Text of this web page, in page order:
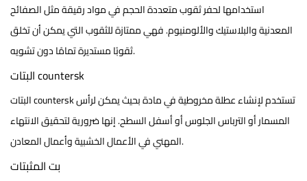
استخدامها لحفر ثقوب متعددة الحجم في مواد رقيقة مثل الصفائح
المعدنية والبلاستيك والألومنيوم. فهي ممتازة للثقوب التي يمكن أن تخلق
ثقوبًا مستديرة تمامًا دون تشويه.
البتات countersk
البتات counterskتستخدم لإنشاء عطلة مخروطية في مادة بحيث يمكن لرأس
المسمار أو الترباس الجلوس أو أسفل السطح. إنها ضرورية لتحقيق الانتهاء
المهني في الأعمال الخشبية وأعمال المعادن.
بت المثبتات